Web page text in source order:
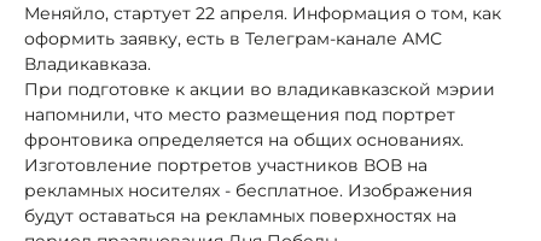
Меняйло, стартует 22 апреля. Информация о том, как
оформить заявку, есть в Телеграм-канале АМС
Владикавказа.
При подготовке к акции во владикавказской мэрии
напомнили, что место размещения под портрет
фронтовика определяется на общих основаниях.
Изготовление портретов участников ВОВ на
рекламных носителях - бесплатное. Изображения
будут оставаться на рекламных поверхностях на